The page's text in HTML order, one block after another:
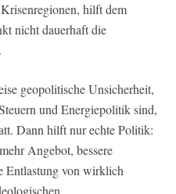
hilft dem
nicht dauerhaft die
geopolitische Unsicherheit,
und Energiepolitik sind,
Dann hilft nur echte Politik:
Angebot, bessere
Entlastung von wirklich